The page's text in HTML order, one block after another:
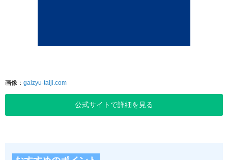
画像： gaizyu-taiji.com
公式サイトで詳細を見る